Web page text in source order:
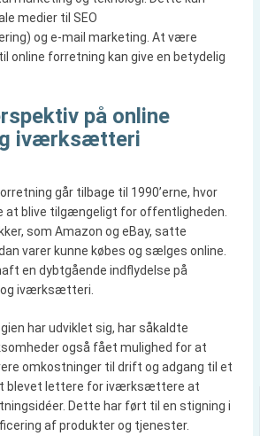
medier til SEO
og e-mail marketing. At være
online forretning kan give en betydelig
på online
iværksætteri
går tilbage til 1990’erne, hvor
blive tilgængeligt for offentligheden.
som Amazon og eBay, satte
varer kunne købes og sælges online.
en dybtgående indflydelse på
iværksætteri.
har udviklet sig, har såkaldte
også fået mulighed for at
omkostninger til drift og adgang til et
blevet lettere for iværksættere at
Dette har ført til en stigning i
af produkter og tjenester.